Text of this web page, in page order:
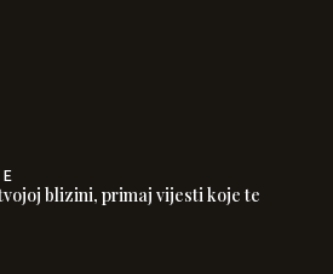
blizini, primaj vijesti koje te